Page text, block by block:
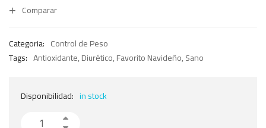
Comparar
Categoria: Control de Peso
Tags: Antioxidante,Diurético,Favorito Navideño,Sano
Disponibilidad: in stock